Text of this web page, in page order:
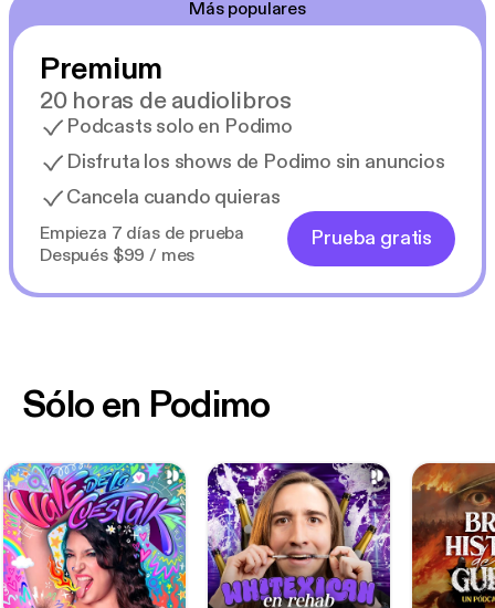
Más populares
Premium
20 horas de audiolibros
Podcasts solo en Podimo
Disfruta los shows de Podimo sin anuncios
Cancela cuando quieras
Empieza 7 días de prueba
Después $99 / mes
Prueba gratis
Sólo en Podimo